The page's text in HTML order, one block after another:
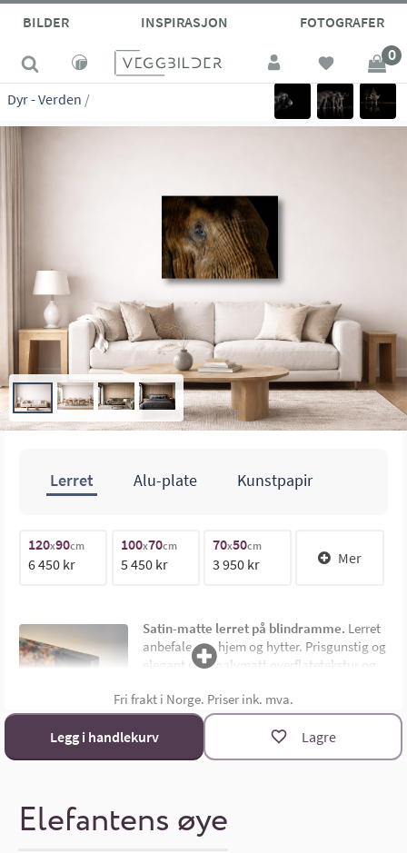
BILDER INSPIRASJON FOTOGRAFER
0
Dyr - Verden /
Elefantens øye
Lerret Alu-plate Kunstpapir
120x90cm
6 450 kr
100x70cm
5 450 kr
70x50cm
3 950 kr Mer
Satin-matte lerret på blindramme. Lerret
anbefales for hjem og hytter. Prisgunstig og
elegant med halvmatt overflatetekstur og
limtre blindramme. Bildemål oppgis som
bredde x høyde i cm.Materialoversikt
Størrelsekalkulator
Fri frakt i Norge. Priser ink. mva.
Legg i handlekurv Lagre